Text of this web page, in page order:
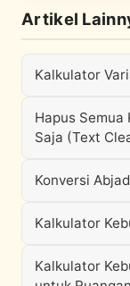
Artikel
Kalkulator
Hapus
Saja (Text
Konversi
Kalkulator
Kalkulator